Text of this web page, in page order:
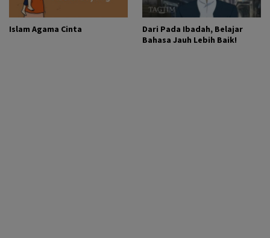
Islam Agama Cinta
Dari Pada Ibadah, Belajar
Bahasa Jauh Lebih Baik!